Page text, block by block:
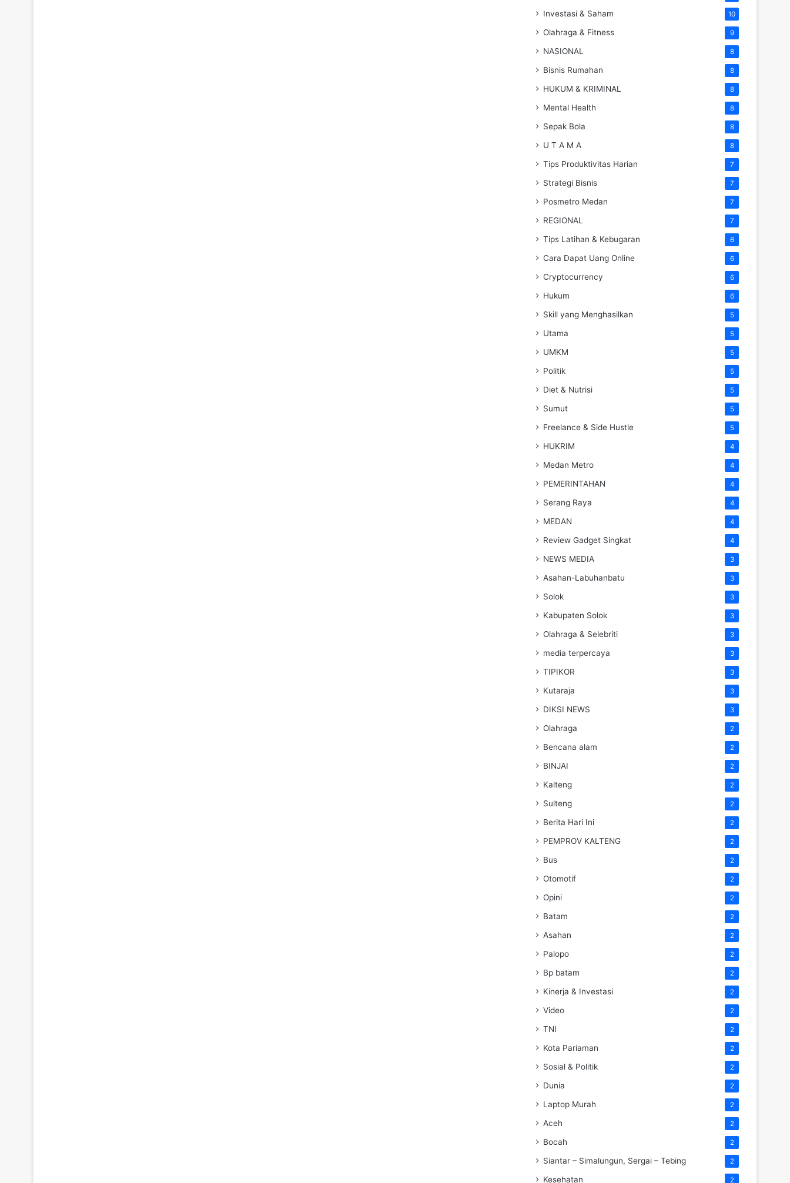
Investasi & Saham 10
Olahraga & Fitness 9
NASIONAL 8
Bisnis Rumahan 8
HUKUM & KRIMINAL 8
Mental Health 8
Sepak Bola 8
U T A M A 8
Tips Produktivitas Harian 7
Strategi Bisnis 7
Posmetro Medan 7
REGIONAL 7
Tips Latihan & Kebugaran 6
Cara Dapat Uang Online 6
Cryptocurrency 6
Hukum 6
Skill yang Menghasilkan 5
Utama 5
UMKM 5
Politik 5
Diet & Nutrisi 5
Sumut 5
Freelance & Side Hustle 5
HUKRIM 4
Medan Metro 4
PEMERINTAHAN 4
Serang Raya 4
MEDAN 4
Review Gadget Singkat 4
NEWS MEDIA 3
Asahan-Labuhanbatu 3
Solok 3
Kabupaten Solok 3
Olahraga & Selebriti 3
media terpercaya 3
TIPIKOR 3
Kutaraja 3
DIKSI NEWS 3
Olahraga 2
Bencana alam 2
BINJAI 2
Kalteng 2
Sulteng 2
Berita Hari Ini 2
PEMPROV KALTENG 2
Bus 2
Otomotif 2
Opini 2
Batam 2
Asahan 2
Palopo 2
Bp batam 2
Kinerja & Investasi 2
Video 2
TNI 2
Kota Pariaman 2
Sosial & Politik 2
Dunia 2
Laptop Murah 2
Aceh 2
Bocah 2
Siantar – Simalungun, Sergai – Tebing 2
Kesehatan 2